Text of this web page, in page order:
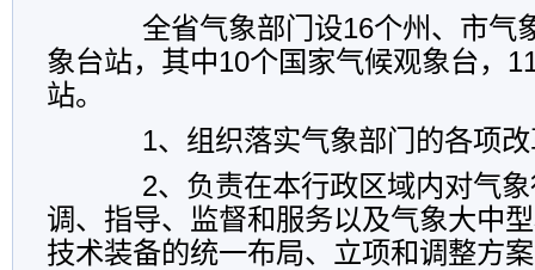
全省气象部门设16个州、市气
象台站，其中10个国家气候观象台，
站。
1、组织落实气象部门的各项改
2、负责在本行政区域内对气象
调、指导、监督和服务以及气象大中
技术装备的统一布局、立项和调整方